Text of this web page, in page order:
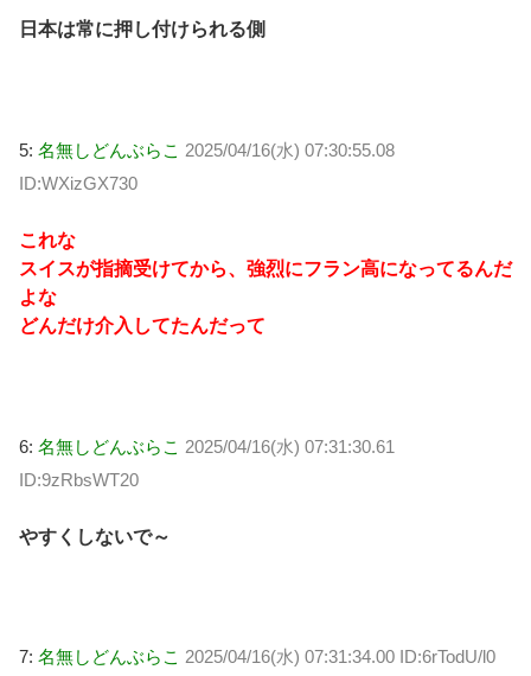
日本は常に押し付けられる側
5: 名無しどんぶらこ 2025/04/16(水) 07:30:55.08
ID:WXizGX730
これな
スイスが指摘受けてから、強烈にフラン高になってるんだ
よな
どんだけ介入してたんだって
6: 名無しどんぶらこ 2025/04/16(水) 07:31:30.61
ID:9zRbsWT20
やすくしないで～
7: 名無しどんぶらこ 2025/04/16(水) 07:31:34.00 ID:6rTodU/l0